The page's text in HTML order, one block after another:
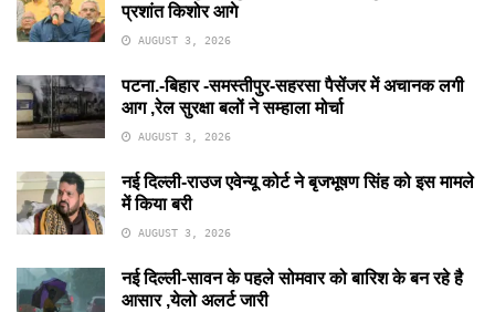
प्रशांत किशोर आगे
AUGUST 3, 2026
पटना.-बिहार -समस्तीपुर-सहरसा पैसेंजर में अचानक लगी
आग ,रेल सुरक्षा बलों ने सम्हाला मोर्चा
AUGUST 3, 2026
नई दिल्ली-राउज एवेन्यू कोर्ट ने बृजभूषण सिंह को इस मामले
में किया बरी
AUGUST 3, 2026
नई दिल्ली-सावन के पहले सोमवार को बारिश के बन रहे है
आसार ,येलो अलर्ट जारी